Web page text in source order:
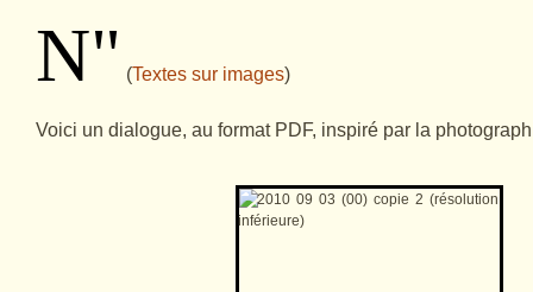
N" (Textes sur images)
Voici un dialogue, au format PDF, inspiré par la